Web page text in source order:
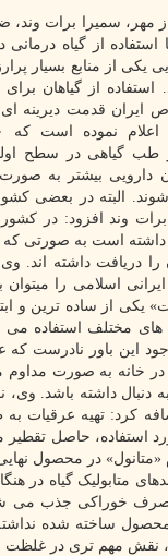
مهر، سمیرا برات وند،
استفاده از گیاه
یکی از منابع بسیار
استفاده از گیاهان برای
ایران قدمت دیرینه ای
طب گیاهی در سطح
دارویی بیشتر به
البته در بعضی
برات وند افزود: در
داشته است به صورتی
را دریافت داشته
اسلامی را میتوان
یکی از ساده ترین و
های مختلف
این باور نادرست
در خانه به صورت
دنبال داشته باشد.
کرد: تهیه عرقیات
استفاده، حاصل
«متانول» در محصول
متابولیک گیاه در
مصرف خوراکی جذب می
ساخته شده نداشته
مهم تری در غلظت